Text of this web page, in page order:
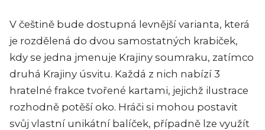
V češtině bude dostupná levnější varianta, která
je rozdělená do dvou samostatných krabiček,
kdy se jedna jmenuje Krajiny soumraku, zatímco
druhá Krajiny úsvitu. Každá z nich nabízí 3
hratelné frakce tvořené kartami, jejichž ilustrace
rozhodně potěší oko. Hráči si mohou postavit
svůj vlastní unikátní balíček, případně lze využít